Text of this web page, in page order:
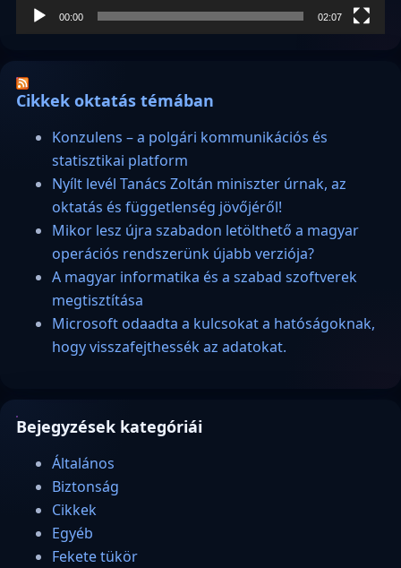
00:00 02:07
Cikkek oktatás témában
Konzulens – a polgári kommunikációs és
statisztikai platform
Nyílt levél Tanács Zoltán miniszter úrnak, az
oktatás és függetlenség jövőjéről!
Mikor lesz újra szabadon letölthető a magyar
operációs rendszerünk újabb verziója?
A magyar informatika és a szabad szoftverek
megtisztítása
Microsoft odaadta a kulcsokat a hatóságoknak,
hogy visszafejthessék az adatokat.
Bejegyzések kategóriái
Általános
Biztonság
Cikkek
Egyéb
Fekete tükör